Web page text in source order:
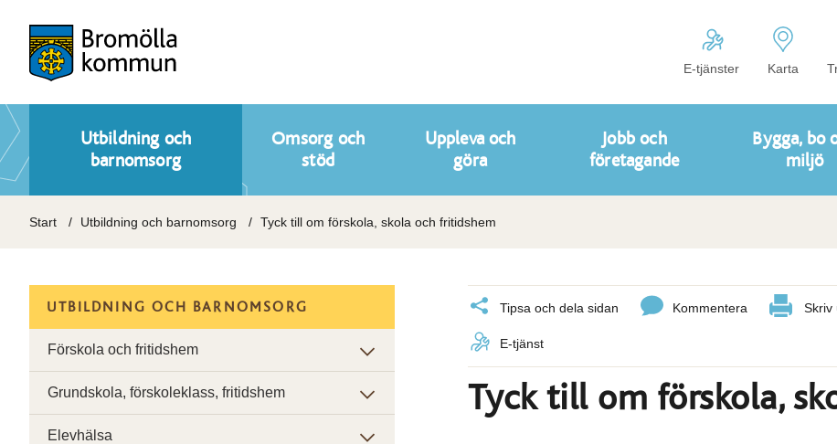
E-tjänster Karta
Utbildning och
barnomsorg
Omsorg och
stöd
Uppleva och
göra
Jobb och
företagande
Bygga, bo
miljö
Start Utbildning och barnomsorg Tyck till om förskola, skola och fritidshem
Tipsa och dela sidan Kommentera Skriv
E-tjänst
Tyck till om förskola,
UTBILDNING OCH BARNOMSORG
Förskola och fritidshem
Grundskola, förskoleklass, fritidshem
Elevhälsa